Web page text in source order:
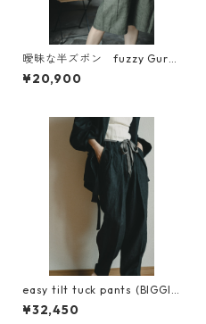
曖昧な半ズボン fuzzy Gurk
ha pants リネン（BIGGIE素
材）
¥20,900
easy tilt tuck pants (BIGGIE
linen 使用)
¥32,450